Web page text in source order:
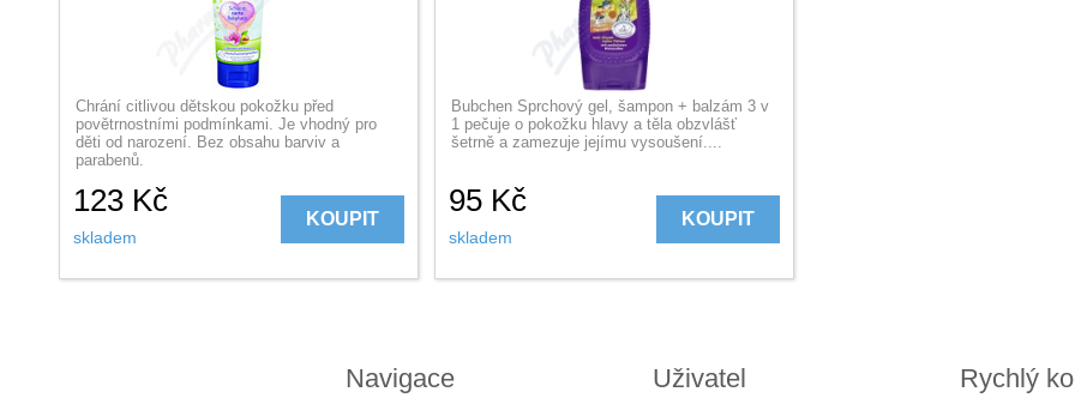
Chrání citlivou dětskou pokožku před
povětrnostními podmínkami. Je vhodný pro
děti od narození. Bez obsahu barviv a
parabenů.
123 Kč
skladem
KOUPIT
Bubchen Sprchový gel, šampon + balzám 3 v
1 pečuje o pokožku hlavy a těla obzvlášť
šetrně a zamezuje jejímu vysoušení....
95Kč
skladem
KOUPIT
Navigace Uživatel Rychlý